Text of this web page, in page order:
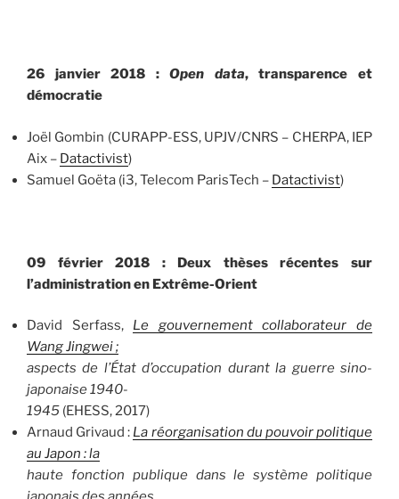
26 janvier 2018 :Open data, transparence et
démocratie
Joël Gombin (CURAPP-ESS, UPJV/CNRS – CHERPA, IEP
Aix – Datactivist)
Samuel Goëta (i3, Telecom ParisTech – Datactivist)
09 février 2018 : Deux thèses récentes sur
l’administration en Extrême-Orient
David Serfass, Le gouvernement collaborateur de
Wang Jingwei ;
aspects de l’État d’occupation durant la guerre sino-
japonaise 1940-
1945 (EHESS, 2017)
Arnaud Grivaud : La réorganisation du pouvoir politique
au Japon : la
haute fonction publique dans le système politique